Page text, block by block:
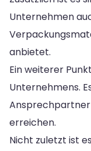
Unternehmen
anbietet.
Ein weiterer
Unternehmens.
Ansprechpartner
erreichen.
Nicht zuletzt ist